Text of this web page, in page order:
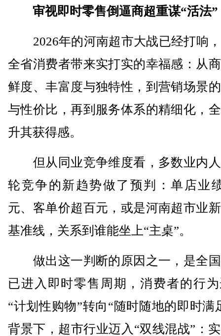
审视即时零售倒逼商超重谋“活法”
2026年的河南超市大战已经打响
全省消费者带来实打实的幸福感：从
鲜度、丰富度与独特性，到营销场景
与性价比，再到服务体系的精细化，
升其获得感。
但从同业竞争维度看，多数业内
轮竞争的新趋势做了预判：单店业
元、客单价超百元，或是河南超市业
基准线，关系到谁能坐上“主桌”。
做出这一判断的原因之一，是全
已进入即时零售周期，消费者的行
“计划性购物”转向“随时随地的即时满
背景下，超市行业迈入“双线混战”：